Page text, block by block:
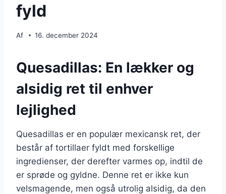
fyld
Af 16. december 2024
Quesadillas: En lækker og
alsidig ret til enhver
lejlighed
Quesadillas er en populær mexicansk ret, der
består af tortillaer fyldt med forskellige
ingredienser, der derefter varmes op, indtil de
er sprøde og gyldne. Denne ret er ikke kun
velsmagende, men også utrolig alsidig, da den